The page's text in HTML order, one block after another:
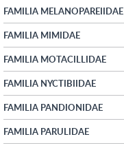
FAMILIA MELANOPAREIIDAE
FAMILIA MIMIDAE
FAMILIA MOTACILLIDAE
FAMILIA NYCTIBIIDAE
FAMILIA PANDIONIDAE
FAMILIA PARULIDAE